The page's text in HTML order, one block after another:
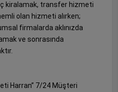
kiralamak, transfer hizmeti
olan hizmeti alırken;
firmalarda aklınızda
ve sonrasında
Harran” 7/24 Müşteri